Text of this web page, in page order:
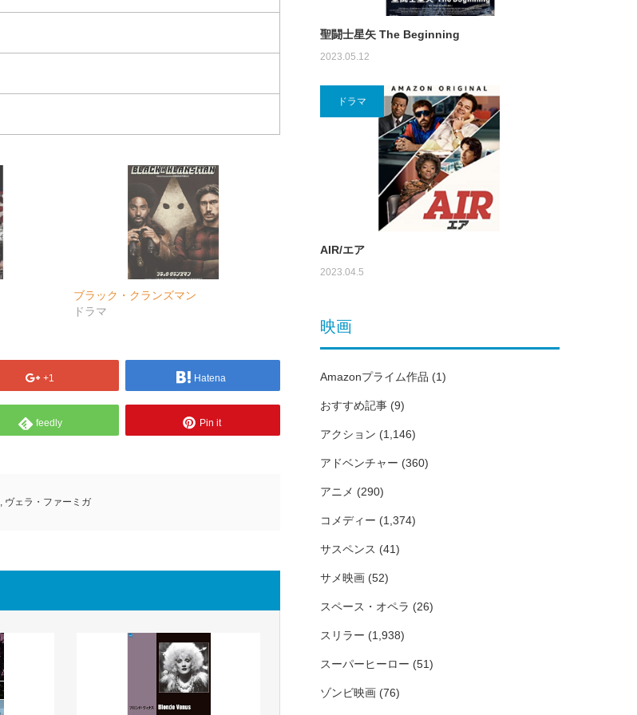
ブラック・クランズマン
ドラマ
+1 Hatena
feedly Pin it
ヴェラ・ファーミガ
聖闘士星矢 The Beginning
2023.05.12
ドラマ
AIR/エア
2023.04.5
映画
Amazonプライム作品 (1)
おすすめ記事 (9)
アクション (1,146)
アドベンチャー (360)
アニメ (290)
コメディー (1,374)
サスペンス (41)
サメ映画 (52)
スペース・オペラ (26)
スリラー (1,938)
スーパーヒーロー (51)
ゾンビ映画 (76)